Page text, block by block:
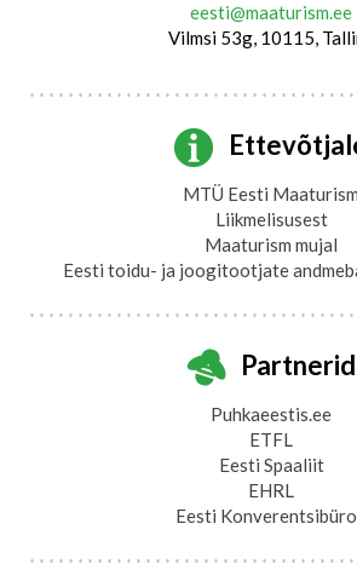
eesti@maaturism.ee
Vilmsi 53g, 10115,
MTÜ Eesti Maaturism
Liikmelisusest
Maaturism mujal
Eesti toidu- ja joogitootjate
Partnerid
Puhkaeestis.ee
ETFL
Eesti Spaaliit
EHRL
Eesti